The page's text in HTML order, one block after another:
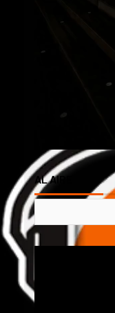
AL AIRE